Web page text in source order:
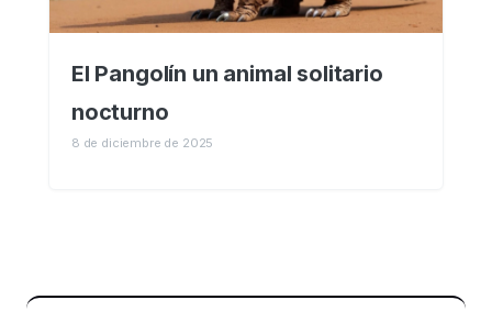
El Pangolín un animal solitario
nocturno
8 de diciembre de 2025